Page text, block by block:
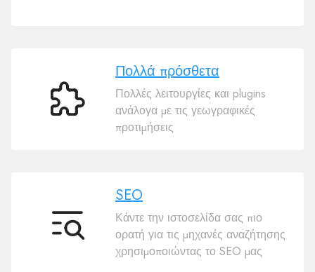
Πολλά
Πολλά πρόσθετα
Πολλές λειτουργίες και plugins
ανάλογα με τις γεωγραφικές
προτιμήσεις
SEO
SEO
Κάντε την ιστοσελίδα σας πιο
ορατή για τις μηχανές αναζήτησης
χρησιμοποιώντας το SEO μας